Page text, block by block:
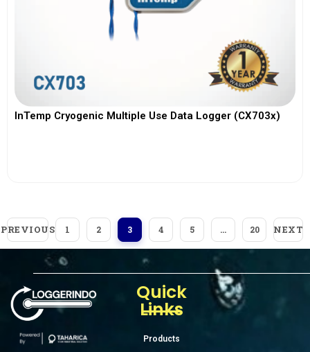
InTemp Cryogenic Multiple Use Data Logger (CX703x)
PREVIOUS 1 2 3 4 5 … 20 NEXT
Quick
Links
Products